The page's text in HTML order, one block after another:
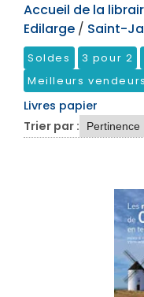
Accueil de la
Edilarge / Saint-
Soldes 3 pour 2
Meilleurs vendeurs
Livres papier
Trier par :